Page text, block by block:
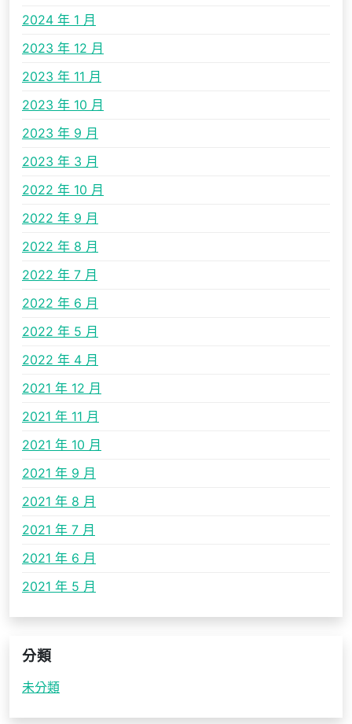
2024 年 1 月
2023 年 12 月
2023 年 11 月
2023 年 10 月
2023 年 9 月
2023 年 3 月
2022 年 10 月
2022 年 9 月
2022 年 8 月
2022 年 7 月
2022 年 6 月
2022 年 5 月
2022 年 4 月
2021 年 12 月
2021 年 11 月
2021 年 10 月
2021 年 9 月
2021 年 8 月
2021 年 7 月
2021 年 6 月
2021 年 5 月
分類
未分類